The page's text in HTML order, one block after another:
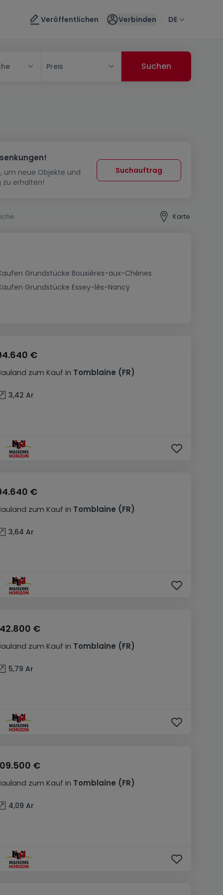
Veröffentlichen Verbinden DE
Preis
um neue Objekte und
zu erhalten!
Suchauftrag
Karte
Grundstücke Bouxières-aux-Chênes
Grundstücke Essey-lès-Nancy
zum Kauf in Tomblaine (FR)
€
3,42 Ar
zum Kauf in Tomblaine (FR)
€
3,64 Ar
zum Kauf in Tomblaine (FR)
€
5,79 Ar
zum Kauf in Tomblaine (FR)
€
4,09 Ar